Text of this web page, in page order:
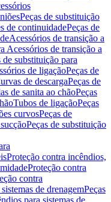
Peças de substituição
de continuidadePeças de
Acessórios de transição a
Acessórios de transição a
de substituição para
de ligaçãoPeças de
de descargaPeças de
de sanita ao chãoPeças
Tubos de ligaçãoPeças
curvosPeças de
Peças de substituição
Proteção contra incêndios,
Proteção contra
contra
de drenagemPeças
para sistemas de